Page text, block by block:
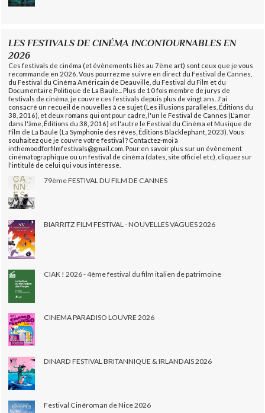
LES FESTIVALS DE CINÉMA INCONTOURNABLES EN
2026
Ces festivals de cinéma (et évènements liés au 7ème art) sont ceux que je vous
recommande en 2026. Vous pourrez me suivre en direct du Festival de Cannes,
du Festival du Cinéma Américain de Deauville, du Festival du Film et du
Documentaire Politique de La Baule... Plus de 10 fois membre de jurys de
festivals de cinéma, je couvre ces festivals depuis plus de vingt ans. J'ai
consacré un recueil de nouvelles à ce sujet (Les illusions parallèles, Éditions du
38, 2016), et deux romans qui ont pour cadre, l'un le Festival de Cannes (L'amor
dans l'âme, Éditions du 38, 2016) et l'autre le Festival du Cinéma et Musique de
Film de La Baule (La Symphonie des rêves, Éditions Blacklephant, 2023). Vous
souhaitez que je couvre votre festival ? Contactez-moi à
inthemoodforfilmfestivals@gmail.com. Pour en savoir plus sur un évènement
cinématographique ou un festival de cinéma (dates, site officiel etc), cliquez sur
l'intitulé de celui qui vous intéresse.
79ème FESTIVAL DU FILM DE CANNES
BIARRITZ FILM FESTIVAL - NOUVELLES VAGUES 2026
CIAK ! 2026 - 4ème festival du film italien de patrimoine
CINEMA PARADISO LOUVRE 2026
DINARD FESTIVAL BRITANNIQUE & IRLANDAIS 2026
Festival Cinéroman de Nice 2026